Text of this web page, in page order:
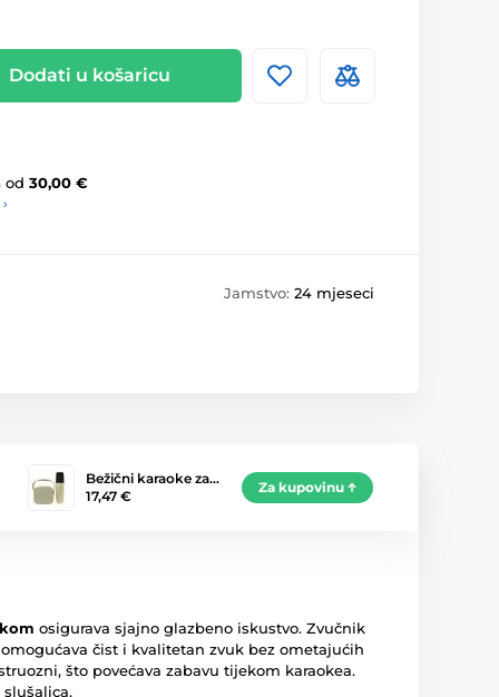
Dodati u košaricu
od 30,00 €
Jamstvo: 24 mjeseci
Bežični karaoke za…
17,47 €
Za kupovinu
osigurava sjajno glazbeno iskustvo. Zvučnik
čist i kvalitetan zvuk bez ometajućih
što povećava zabavu tijekom karaokea.